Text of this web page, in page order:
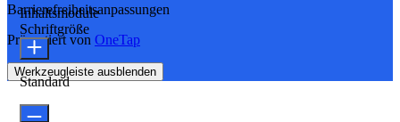
Barrierefreiheitsanpassungen
Präsentiert von OneTap
Werkzeugleiste ausblenden
Inhaltsmodule
Schriftgröße
Standard